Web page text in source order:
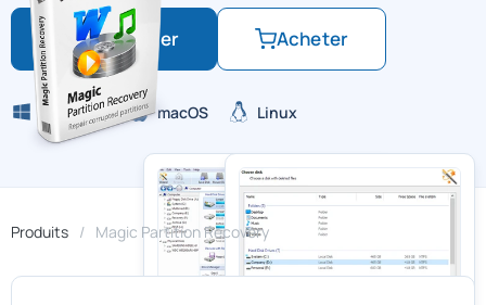
Télécharger Acheter
Windows macOS Linux
Produits Magic Partition Recovery